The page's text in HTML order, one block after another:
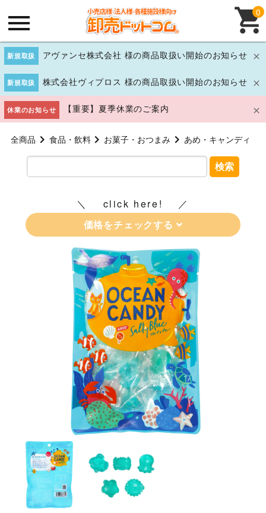
新規取扱 アヴァンセ株式会社 様の商品取扱い開始のお知らせ
新規取扱 株式会社ヴィプロス 様の商品取扱い開始のお知らせ
休業のお知らせ 【重要】夏季休業のご案内
0
全商品 食品・飲料 お菓子・おつまみ あめ・キャンディ
検索
click here!
価格をチェックする